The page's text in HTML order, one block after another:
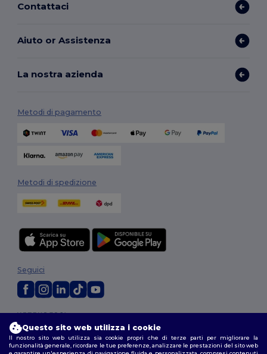
Contattaci
Aiuto or Assistenza
La nostra azienda
Metodi di pagamento
Metodi di spedizione
2026. Tutti i diritti riservati
Termini e Condizioni|Politica di personalizzazione
privacy|Politica sui cookie |Site Map
Seguici
Questo sito web utilizza i cookie
Il nostro sito web utilizza sia cookie propri che di terze parti per migliorare la
funzionalità generale, ricordare le tue preferenze, analizzare le prestazioni del sito web